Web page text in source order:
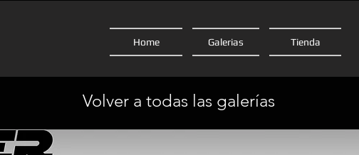
Home Galerias Tienda
Volver a todas las galerías